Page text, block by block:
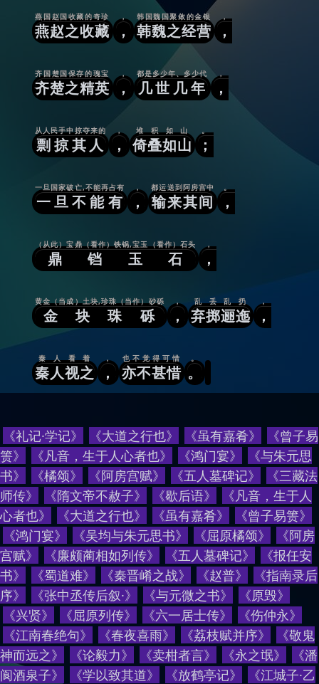
燕赵之收藏
燕国赵国收藏的奇珍
，
，
韩魏之经营
韩国魏国聚敛的金银
，
，
齐楚之精英
齐国楚国保存的瑰宝
，
，
几世几年
都是多少年、多少代
，
，
剽掠其人
从人民手中掠夺来的
，
，
倚叠如山
堆积如山
；
。
一旦不能有
一旦国家破亡,不能再占有
，
，
输来其间
都运送到阿房宫中
，
。
鼎铛玉石
（从此）宝鼎（看作）铁锅,宝玉（看作）石头
，
，
金块珠砾
黄金（当成）土块,珍珠（当作）砂砾
，
，
弃掷逦迤
乱丢乱扔
，
，
秦人视之
秦人看着
，
，
亦不甚惜
也不觉得可惜
。
。
《礼记·学记》 《大道之行也》 《虽有嘉肴》
《曾子易
箦》
《凡音，生于人心者也》 《鸿门宴》
《与朱元思
书》
《橘颂》 《阿房宫赋》 《五人墓碑记》
《三藏法
师传》
《隋文帝不赦子》 《歇后语》 《凡音，生于人
心者也》 《大道之行也》 《虽有嘉肴》 《曾子易箦》
《鸿门宴》 《吴均与朱元思书》 《屈原橘颂》 《阿房
宫赋》 《廉颇蔺相如列传》 《五人墓碑记》 《报任安
书》 《蜀道难》 《秦晋崤之战》 《赵普》 《指南录后
序》 《张中丞传后叙·》 《与元微之书》 《原毁》
《兴贤》 《屈原列传》 《六一居士传》 《伤仲永》
《江南春绝句》 《春夜喜雨》 《荔枝赋并序》 《敬鬼
神而远之》 《论毅力》 《卖柑者言》 《永之氓》 《潘
阆酒泉子》 《学以致其道》 《放鹤亭记》 《江城子·乙